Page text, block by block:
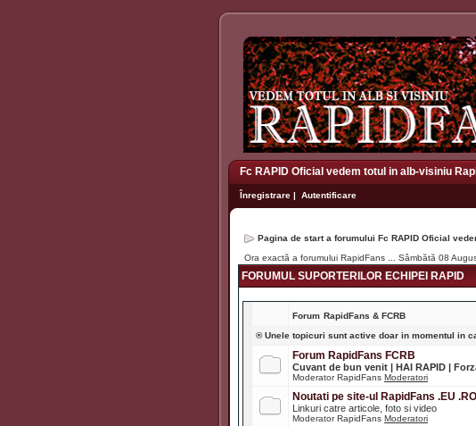
Fc RAPID Oficial vedem totul in alb-visiniu
Înregistrare | Autentificare
Pagina de start a forumului Fc RAPID Oficial
Ora exactă a forumului RapidFans ... Sâmbătă 08
FORUMUL SUPORTERILOR ECHIPEI RAPID
Forum RapidFans & FCRB
® Unele topicuri sunt active doar in momentul in
Forum RapidFans FCRB
Cuvant de bun venit | HAI RAPID |
Moderator RapidFans Moderatori
Noutati pe site-ul RapidFans .EU .RO
Linkuri catre articole, foto si video
Moderator RapidFans Moderatori